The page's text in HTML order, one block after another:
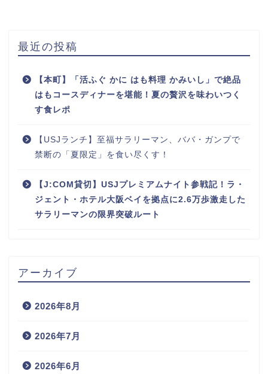
最近の投稿
【本町】「活ふぐ かに はも料理 かみいし」で絶品
はもコースディナーを堪能！夏の贅沢を味わいつく
す食レポ
【USJランチ】至福サラリーマン、ババ・ガンプで
禁断の「夏限定」を食い尽くす！
【J:COM貸切】USJプレミアムナイト参戦記！ラ・
ジェント・ホテル大阪ベイを拠点に2.6万歩激走した
サラリーマンの限界突破ルート
アーカイブ
2026年8月
2026年7月
2026年6月